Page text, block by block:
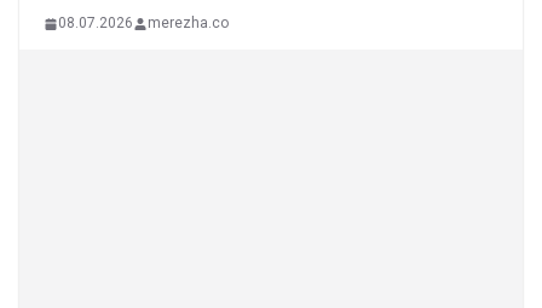
08.07.2026 merezha.co